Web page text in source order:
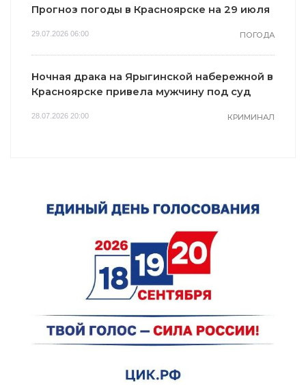
Прогноз погоды в Красноярске на 29 июля
29.07.2026 06:00 ПОГОДА
Ночная драка на Ярыгинской набережной в
Красноярске привела мужчину под суд
28.07.2026 20:00 КРИМИНАЛ